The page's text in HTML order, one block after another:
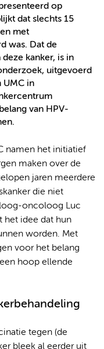
op
dat slechts 15
met
was. Dat de
kanker, is in
uitgevoerd
UMC in
van HPV-
namen het initiatief
maken over de
jaren meerdere
die niet
oncoloog Luc
het idee dat hun
worden. Met
voor het belang
hoop ellende
tegen (de
bleek al eerder uit